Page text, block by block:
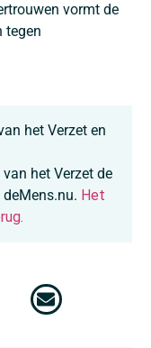
vormt de
tegen
het Verzet en
het Verzet de
Het